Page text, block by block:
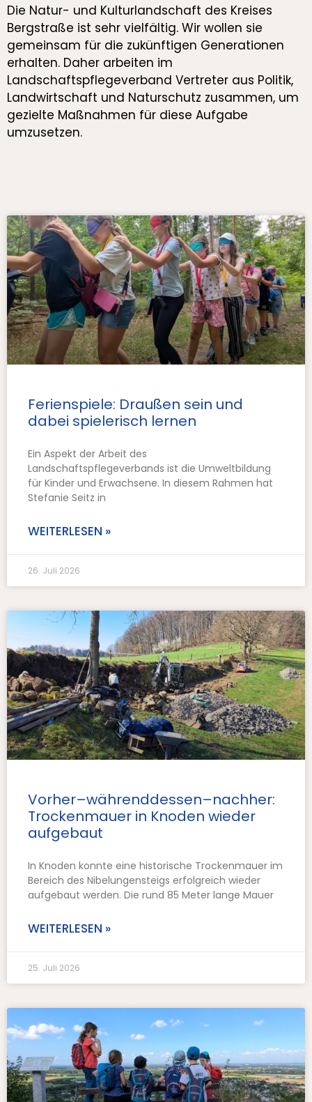
Die Natur- und Kulturlandschaft des Kreises
Bergstraße ist sehr vielfältig. Wir wollen sie
gemeinsam für die zukünftigen Generationen
erhalten. Daher arbeiten im
Landschaftspflegeverband Vertreter aus Politik,
Landwirtschaft und Naturschutz zusammen, um
gezielte Maßnahmen für diese Aufgabe
umzusetzen.
Ferienspiele: Draußen sein und
dabei spielerisch lernen
Ein Aspekt der Arbeit des
Landschaftspflegeverbands ist die Umweltbildung
für Kinder und Erwachsene. In diesem Rahmen hat
Stefanie Seitz in
WEITERLESEN »
26. Juli 2026
Vorher–währenddessen–nachher:
Trockenmauer in Knoden wieder
aufgebaut
In Knoden konnte eine historische Trockenmauer im
Bereich des Nibelungensteigs erfolgreich wieder
aufgebaut werden. Die rund 85 Meter lange Mauer
WEITERLESEN »
25. Juli 2026